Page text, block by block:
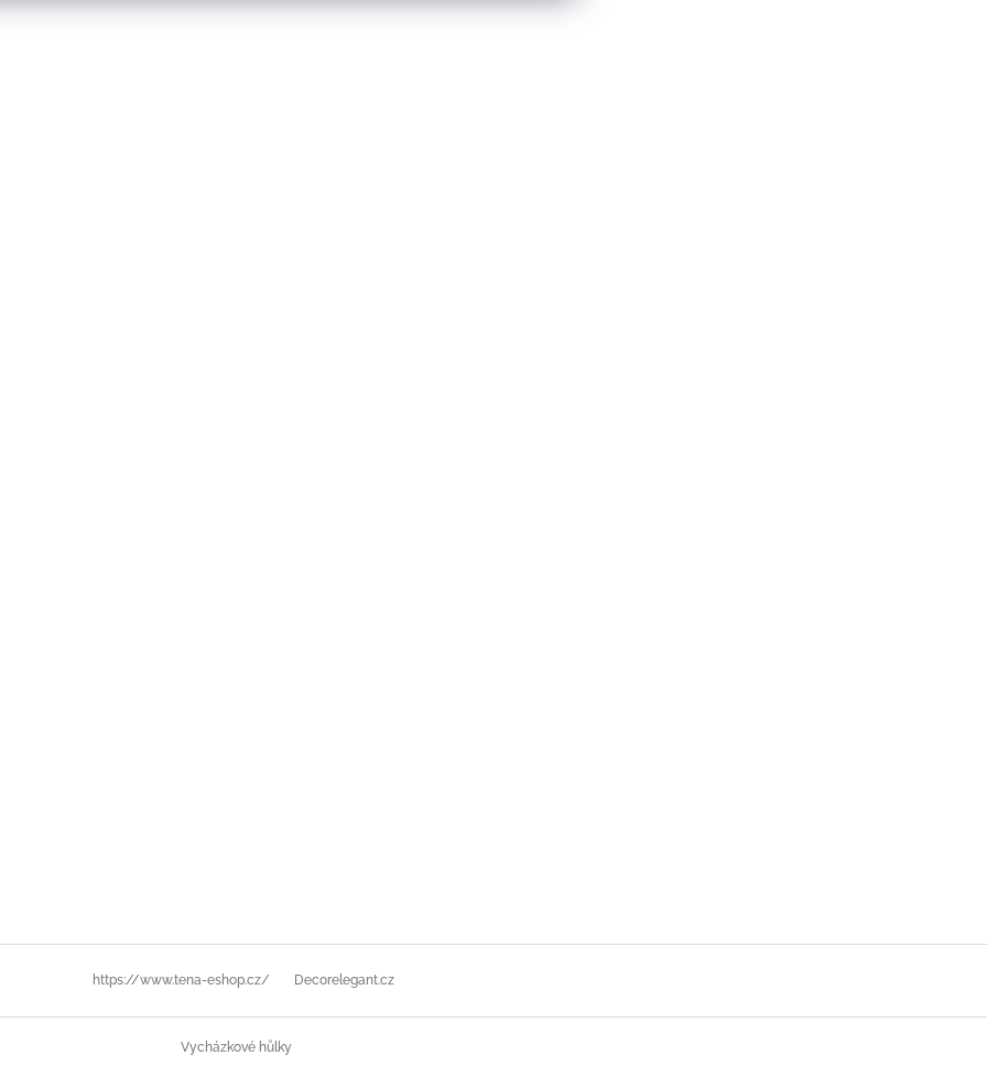
https://www.tena-eshop.cz/ Decorelegant.cz
Vycházkové hůlky